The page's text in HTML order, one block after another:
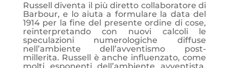
Russell diventa il più diretto collaboratore di
Barbour, e lo aiuta a formulare la data del
1914 per la fine del presente ordine di cose,
reinterpretando con nuovi calcoli le
speculazioni numerologiche diffuse
nell’ambiente dell’avventismo post-
millerita. Russell è anche influenzato, come